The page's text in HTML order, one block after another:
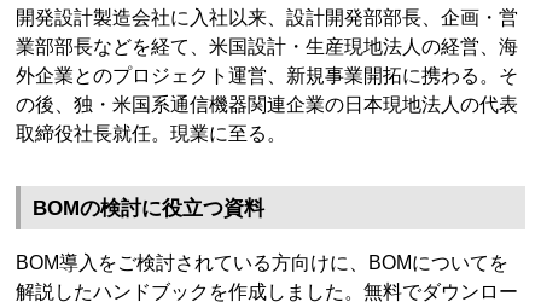
開発設計製造会社に入社以来、設計開発部部長、企画・営
業部部長などを経て、米国設計・生産現地法人の経営、海
外企業とのプロジェクト運営、新規事業開拓に携わる。そ
の後、独・米国系通信機器関連企業の日本現地法人の代表
取締役社長就任。現業に至る。
BOMの検討に役立つ資料
BOM導入をご検討されている方向けに、BOMについてを
解説したハンドブックを作成しました。無料でダウンロー